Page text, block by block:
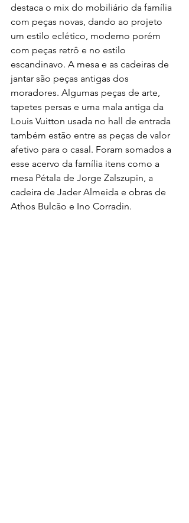
destaca o mix do mobiliário da família
com peças novas, dando ao projeto
um estilo eclético, moderno porém
com peças retrô e no estilo
escandinavo. A mesa e as cadeiras de
jantar são peças antigas dos
moradores. Algumas peças de arte,
tapetes persas e uma mala antiga da
Louis Vuitton usada no hall de entrada
também estão entre as peças de valor
afetivo para o casal. Foram somados a
esse acervo da família itens como a
mesa Pétala de Jorge Zalszupin, a
cadeira de Jader Almeida e obras de
Athos Bulcão e Ino Corradin.